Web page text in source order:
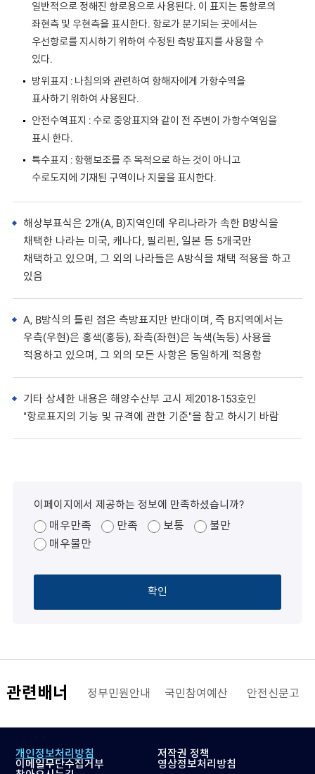
일반적으로 정해진 항로용으로 사용된다. 이 표지는 통항로의
좌현측 및 우현측을 표시한다. 항로가 분기되는 곳에서는
우선항로를 지시하기 위하여 수정된 측방표지를 사용할 수
있다.
방위표지 : 나침의와 관련하여 항해자에게 가항수역을
표사하기 위하여 사용된다.
안전수역표지 : 수로 중앙표지와 같이 전 주변이 가항수역임을
표시 한다.
특수표지 : 항행보조를 주 목적으로 하는 것이 아니고
수로도지에 기재된 구역이나 지물을 표시한다.
해상부표식은 2개(A, B)지역인데 우리나라가 속한 B방식을
채택한 나라는 미국, 캐나다, 필리핀, 일본 등 5개국만
채택하고 있으며, 그 외의 나라들은 A방식을 채택 적용을 하고
있음
A, B방식의 틀린 점은 측방표지만 반대이며, 즉 B지역에서는
우측(우현)은 홍색(홍등), 좌측(좌현)은 녹색(녹등) 사용을
적용하고 있으며, 그 외의 모든 사항은 동일하게 적용함
기타 상세한 내용은 해양수산부 고시 제2018-153호인
"항로표지의 기능 및 규격에 관한 기준"을 참고 하시기 바람
이페이지에서 제공하는 정보에 만족하셨습니까?
매우만족 만족 보통
불만
매우불만
확인
관련배너
해양수산부 정부민원안내 국민참여예산 안전신문고
개인정보처리방침
저작권 정책
이메일무단수집거부
영상정보처리방침